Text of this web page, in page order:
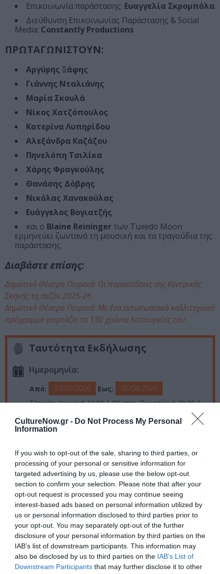
CultureNow.gr - Do Not Process My Personal
Information
If you wish to opt-out of the sale, sharing to third parties, or
processing of your personal or sensitive information for
targeted advertising by us, please use the below opt-out
section to confirm your selection. Please note that after your
opt-out request is processed you may continue seeing
interest-based ads based on personal information utilized by
us or personal information disclosed to third parties prior to
your opt-out. You may separately opt-out of the further
disclosure of your personal information by third parties on the
IAB’s list of downstream participants. This information may
also be disclosed by us to third parties on the IAB’s List of
Downstream Participants that may further disclose it to other
Επικοινωνία παράστασης: Ευαγγελία Σκρομπόλα
Διεύθυνση Επικοινωνίας Παράστασης & Social
Media: Constantly Productions
ΠΡΩΤΑΓΩΝΙΣΤΟΥΝ:
Αργύρης Ξάφης
Γιάννης Νταλιάνης
Μαρία Σκουλά
Νίκος Χατζόπουλος
Κατερίνα Λυπηρίδου
Αλεξάνδρα Καζάζου
Πηνελόπη Τσιλίκα
Χάρης Φραγκούλης
Θανάσης Δόβρης
Νικόλας Χανακούλας
Ευάγγελος Βογιατζής
και ο Blaine Reininger των Tuxedo Moon
ερμηνεύει ζωντανά τη μουσική και τα τραγούδια της
παράστασης.
Διαβάστε επίσης:
Δημοτικό Θέατρο Πειραιά: Οι παραστάσεις της Κεντρικής
Σκηνής τη σεζόν 2025-26
Δημοτικό Θέατρο Πειραιά: Με ένα εντυπωσιακό καλλιτεχνικό
πρόγραμμα γιορτάζει τα 130 χρόνια λειτουργίας του
Ταυτότητα Εκδήλωσης
Ημερομηνία:
Από: 23/01/2026 Εως:
05/04/2026
Τέταρτη, Κυριακή 19.00 | Πέμπτη, Παρασκευή 20.30 |
Τοποθεσία:
Δημοτικό Θέατρο Πειραιά, Ηρ. Πολυτεχνείου 32 & Βασ.
Γεωργίου, Πειραιάς
Δημοτικό Θέατρο Πειραιά
Eισιτήρια:
Διακεκριμένη: 35€ / Early Bird: 30€
Α' Ζώνη: 30€ Κανονικό (25€ Μειωμένο/ Φοιτητικό,
Ανέργων, +65ετών) / Early Bird: 25€/20€
Β' Ζώνη: 25€ Κανονικό (20€ Μειωμένο/ Φοιτητικό,
Ανέργων, +65ετών) / Early Bird: 20€/15€